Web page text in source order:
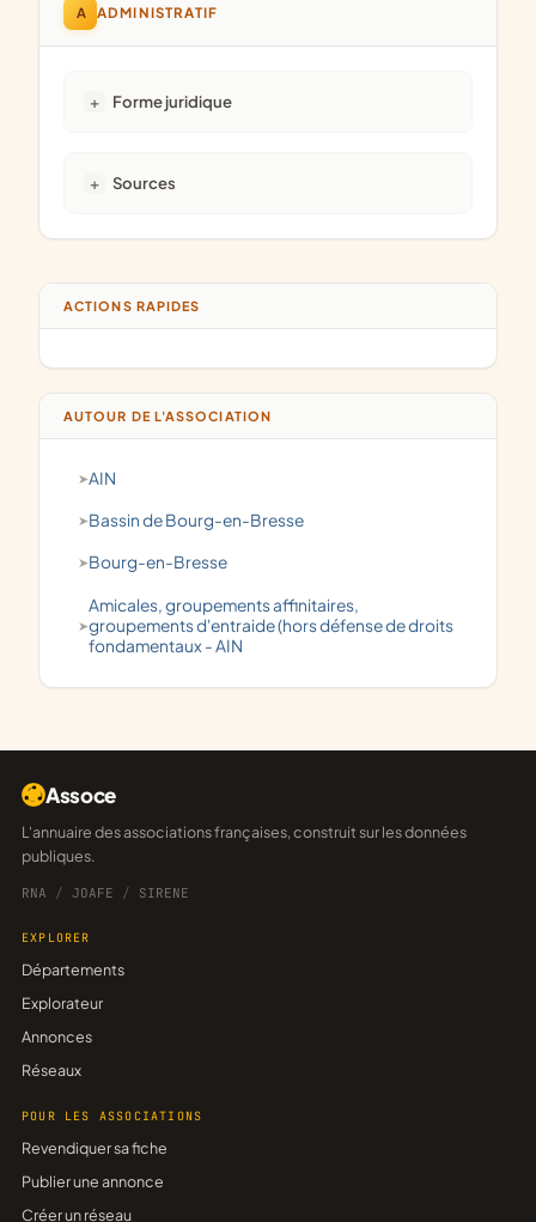
A ADMINISTRATIF
Forme juridique
Sources
ACTIONS RAPIDES
AUTOUR DE L'ASSOCIATION
AIN
Bassin de Bourg-en-Bresse
Bourg-en-Bresse
amicales, groupements affinitaires,
groupements d'entraide (hors défense de droits
fondamentaux - AIN
Assoce
L'annuaire des associations françaises, construit sur les données
publiques.
RNA / JOAFE / SIRENE
EXPLORER
Départements
Explorateur
Annonces
Réseaux
POUR LES ASSOCIATIONS
Revendiquer sa fiche
Publier une annonce
Créer un réseau